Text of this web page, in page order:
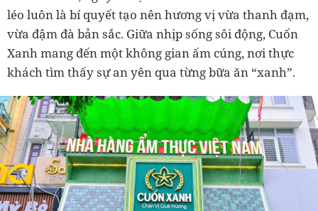
léo luôn là bí quyết tạo nên hương vị vừa thanh đạm,
vừa đậm đà bản sắc. Giữa nhịp sống sôi động, Cuốn
Xanh mang đến một không gian ấm cúng, nơi thực
khách tìm thấy sự an yên qua từng bữa ăn “xanh”.